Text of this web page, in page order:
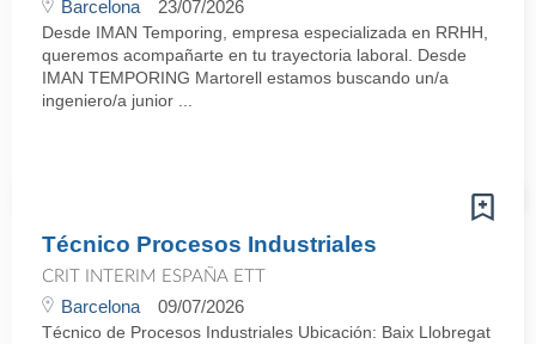
Barcelona 23/07/2026
Desde IMAN Temporing, empresa especializada en RRHH,
queremos acompañarte en tu trayectoria laboral. Desde
IMAN TEMPORING Martorell estamos buscando un/a
ingeniero/a junior ...
Técnico Procesos Industriales
CRIT INTERIM ESPAÑA ETT
Barcelona 09/07/2026
Técnico de Procesos Industriales Ubicación: Baix Llobregat